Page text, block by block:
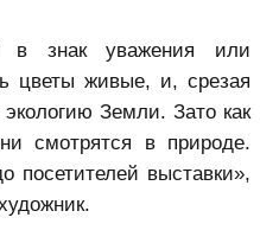
в знак уважения или
цветы живые, и, срезая
Земли. Зато как
смотрятся в природе.
посетителей выставки»,